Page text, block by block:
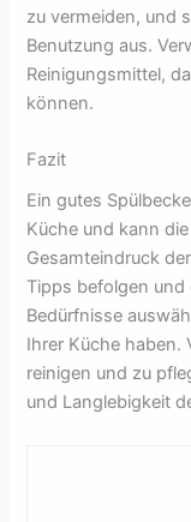
zu vermeiden, und
Benutzung aus.
Reinigungsmittel,
können.
Fazit
Ein gutes
Küche und kann
Gesamteindruck
Tipps befolgen und
Bedürfnisse
Ihrer Küche haben.
reinigen und zu
und Langlebigkeit